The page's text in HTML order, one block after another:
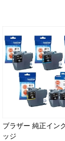
ブラザー 純正イン
ッジ